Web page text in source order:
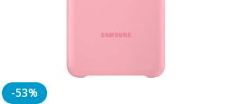
-53%